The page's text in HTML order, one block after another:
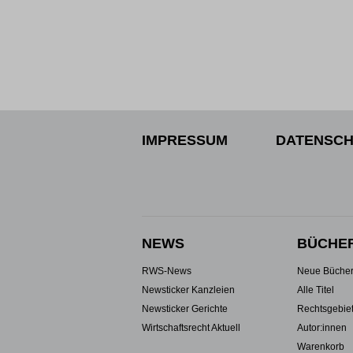
IMPRESSUM
NEWS
RWS-News
Newsticker Kanzleien
Newsticker Gerichte
Wirtschaftsrecht Aktuell
Neue Bücher
Alle Titel
Autor:innen
Warenkorb